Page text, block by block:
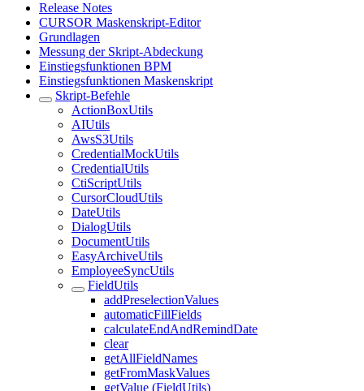
Release Notes
CURSOR Maskenskript-Editor
Grundlagen
Messung der Skript-Abdeckung
Einstiegsfunktionen BPM
Einstiegsfunktionen Maskenskript
Skript-Befehle
ActionBoxUtils
AIUtils
AwsS3Utils
CredentialMockUtils
CredentialUtils
CtiScriptUtils
CursorCloudUtils
DateUtils
DialogUtils
DocumentUtils
EasyArchiveUtils
EmployeeSyncUtils
FieldUtils
addPreselectionValues
automaticFillFields
calculateEndAndRemindDate
clear
getAllFieldNames
getFromMaskValues
getValue (FieldUtils)